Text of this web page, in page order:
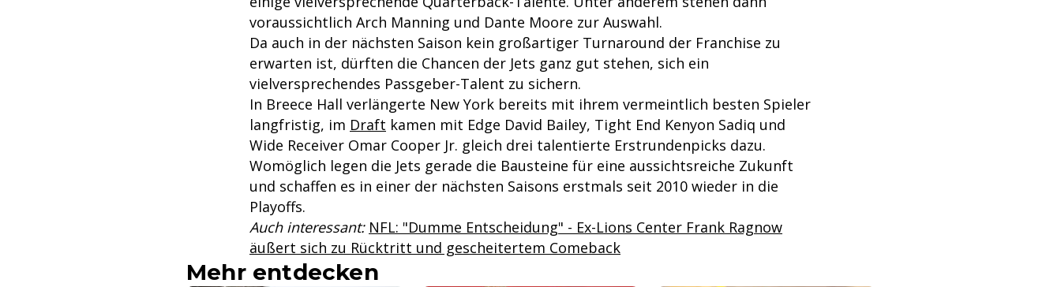
voraussichtlich Arch Manning und Dante Moore zur Auswahl.
Da auch in der nächsten Saison kein großartiger Turnaround der Franchise zu
erwarten ist, dürften die Chancen der Jets ganz gut stehen, sich ein
vielversprechendes Passgeber-Talent zu sichern.
In Breece Hall verlängerte New York bereits mit ihrem vermeintlich besten Spieler
langfristig, im Draft kamen mit Edge David Bailey, Tight End Kenyon Sadiq und
Wide Receiver Omar Cooper Jr. gleich drei talentierte Erstrundenpicks dazu.
Womöglich legen die Jets gerade die Bausteine für eine aussichtsreiche Zukunft
und schaffen es in einer der nächsten Saisons erstmals seit 2010 wieder in die
Playoffs.
Auch interessant: NFL: "Dumme Entscheidung" - Ex-Lions Center Frank Ragnow
äußert sich zu Rücktritt und gescheitertem Comeback
Mehr entdecken